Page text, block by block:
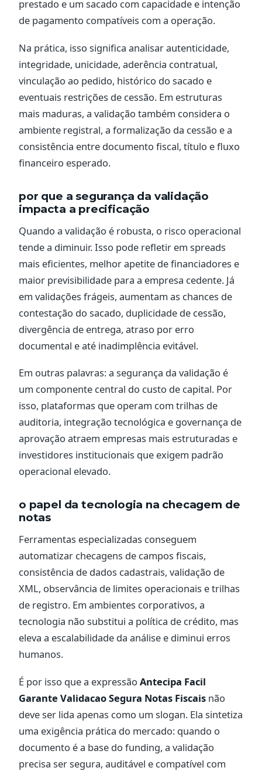
prestado e um sacado com capacidade e intenção
de pagamento compatíveis com a operação.
Na prática, isso significa analisar autenticidade,
integridade, unicidade, aderência contratual,
vinculação ao pedido, histórico do sacado e
eventuais restrições de cessão. Em estruturas
mais maduras, a validação também considera o
ambiente registral, a formalização da cessão e a
consistência entre documento fiscal, título e fluxo
financeiro esperado.
por que a segurança da validação
impacta a precificação
Quando a validação é robusta, o risco operacional
tende a diminuir. Isso pode refletir em spreads
mais eficientes, melhor apetite de financiadores e
maior previsibilidade para a empresa cedente. Já
em validações frágeis, aumentam as chances de
contestação do sacado, duplicidade de cessão,
divergência de entrega, atraso por erro
documental e até inadimplência evitável.
Em outras palavras: a segurança da validação é
um componente central do custo de capital. Por
isso, plataformas que operam com trilhas de
auditoria, integração tecnológica e governança de
aprovação atraem empresas mais estruturadas e
investidores institucionais que exigem padrão
operacional elevado.
o papel da tecnologia na checagem de
notas
Ferramentas especializadas conseguem
automatizar checagens de campos fiscais,
consistência de dados cadastrais, validação de
XML, observância de limites operacionais e trilhas
de registro. Em ambientes corporativos, a
tecnologia não substitui a política de crédito, mas
eleva a escalabilidade da análise e diminui erros
humanos.
É por isso que a expressão Antecipa Facil
Garante Validacao Segura Notas Fiscais não
deve ser lida apenas como um slogan. Ela sintetiza
uma exigência prática do mercado: quando o
documento é a base do funding, a validação
precisa ser segura, auditável e compatível com